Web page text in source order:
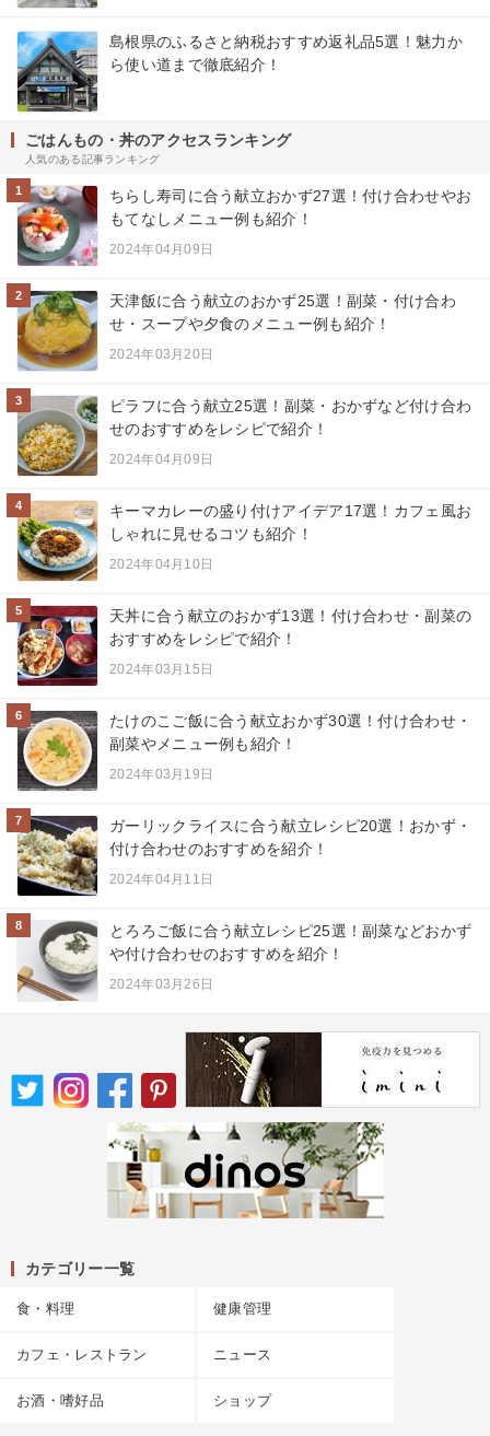
島根県のふるさと納税おすすめ返礼品5選！魅力か
ら使い道まで徹底紹介！
ごはんもの・丼のアクセスランキング
人気のある記事ランキング
1
ちらし寿司に合う献立おかず27選！付け合わせやお
もてなしメニュー例も紹介！
2024年04月09日
2
天津飯に合う献立のおかず25選！副菜・付け合わ
せ・スープや夕食のメニュー例も紹介！
2024年03月20日
3
ピラフに合う献立25選！副菜・おかずなど付け合わ
せのおすすめをレシピで紹介！
2024年04月09日
4
キーマカレーの盛り付けアイデア17選！カフェ風お
しゃれに見せるコツも紹介！
2024年04月10日
5
天丼に合う献立のおかず13選！付け合わせ・副菜の
おすすめをレシピで紹介！
2024年03月15日
6
たけのこご飯に合う献立おかず30選！付け合わせ・
副菜やメニュー例も紹介！
2024年03月19日
7
ガーリックライスに合う献立レシピ20選！おかず・
付け合わせのおすすめを紹介！
2024年04月11日
8
とろろご飯に合う献立レシピ25選！副菜などおかず
や付け合わせのおすすめを紹介！
2024年03月26日
カテゴリー一覧
食・料理 健康管理
カフェ・レストラン ニュース
お酒・嗜好品 ショップ